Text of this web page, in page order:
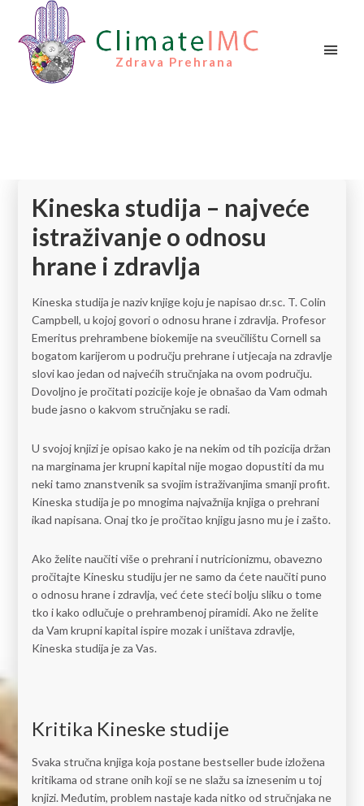
Zdrava Prehrana
Kineska studija – najveće
istraživanje o odnosu
hrane i zdravlja
Kineska studija je naziv knjige koju je napisao dr.sc. T. Colin
Campbell, u kojoj govori o odnosu hrane i zdravlja. Profesor
Emeritus prehrambene biokemije na sveučilištu Cornell sa
bogatom karijerom u području prehrane i utjecaja na zdravlje
slovi kao jedan od najvećih stručnjaka na ovom području.
Dovoljno je pročitati pozicije koje je obnašao da Vam odmah
bude jasno o kakvom stručnjaku se radi.
U svojoj knjizi je opisao kako je na nekim od tih pozicija držan
na marginama jer krupni kapital nije mogao dopustiti da mu
neki tamo znanstvenik sa svojim istraživanjima smanji profit.
Kineska studija je po mnogima najvažnija knjiga o prehrani
ikad napisana. Onaj tko je pročitao knjigu jasno mu je i zašto.
Ako želite naučiti više o prehrani i nutricionizmu, obavezno
pročitajte Kinesku studiju jer ne samo da ćete naučiti puno
o odnosu hrane i zdravlja, već ćete steći bolju sliku o tome
tko i kako odlučuje o prehrambenoj piramidi. Ako ne želite
da Vam krupni kapital ispire mozak i uništava zdravlje,
Kineska studija je za Vas.
Kritika Kineske studije
Svaka stručna knjiga koja postane bestseller bude izložena
kritikama od strane onih koji se ne slažu sa iznesenim u toj
knjizi. Međutim, problem nastaje kada nitko od stručnjaka ne